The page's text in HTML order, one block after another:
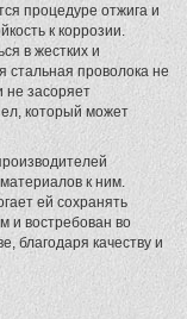
процедуре отжига и
к коррозии.
в жестких и
стальная проволока не
не засоряет
который может
к ним.
ей сохранять
и востребован во
благодаря качеству и